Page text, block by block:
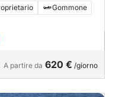
Gommone
A partire da 620 € /giorno